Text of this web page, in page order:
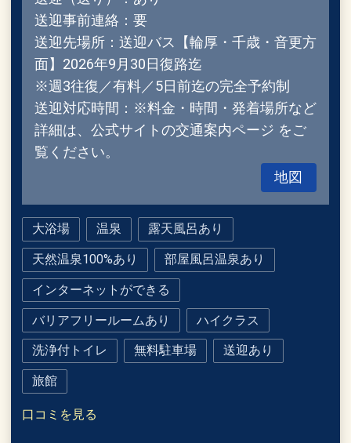
送迎事前連絡：要
送迎先場所：送迎バス【輪厚・千歳・音更方
面】2026年9月30日復路迄
※週3往復／有料／5日前迄の完全予約制
送迎対応時間：※料金・時間・発着場所など
詳細は、公式サイトの交通案内ページ をご
覧ください。
地図
大浴場 温泉 露天風呂あり
天然温泉100%あり 部屋風呂温泉あり
インターネットができる
バリアフリールームあり ハイクラス
洗浄付トイレ 無料駐車場 送迎あり
旅館
口コミを見る